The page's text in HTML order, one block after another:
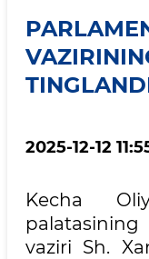
2025-12-12
Kecha
palatasining
vaziri Sh.